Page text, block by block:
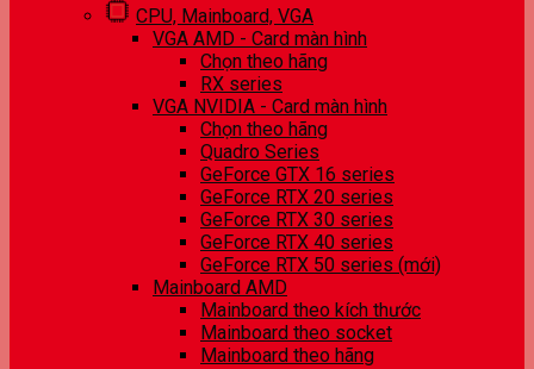
CPU, Mainboard, VGA
VGA AMD - Card màn hình
Chọn theo hãng
RX series
VGA NVIDIA - Card màn hình
Chọn theo hãng
Quadro Series
GeForce GTX 16 series
GeForce RTX 20 series
GeForce RTX 30 series
GeForce RTX 40 series
GeForce RTX 50 series (mới)
Mainboard AMD
Mainboard theo kích thước
Mainboard theo socket
Mainboard theo hãng